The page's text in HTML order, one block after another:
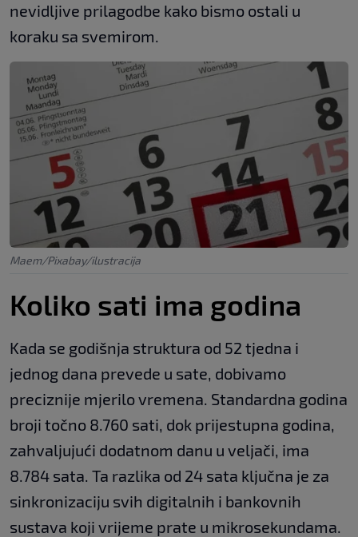
nevidljive prilagodbe kako bismo ostali u
koraku sa svemirom.
Maem/Pixabay/ilustracija
Koliko sati ima godina
Kada se godišnja struktura od 52 tjedna i
jednog dana prevede u sate, dobivamo
preciznije mjerilo vremena. Standardna godina
broji točno 8.760 sati, dok prijestupna godina,
zahvaljujući dodatnom danu u veljači, ima
8.784 sata. Ta razlika od 24 sata ključna je za
sinkronizaciju svih digitalnih i bankovnih
sustava koji vrijeme prate u mikrosekundama.